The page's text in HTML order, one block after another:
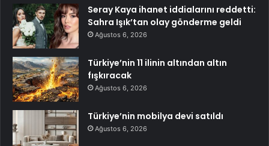
Seray Kaya ihanet iddialarını reddetti:
Sahra Işık’tan olay gönderme geldi
Ağustos 6, 2026
Türkiye’nin 11 ilinin altından altın
fışkıracak
Ağustos 6, 2026
Türkiye’nin mobilya devi satıldı
Ağustos 6, 2026